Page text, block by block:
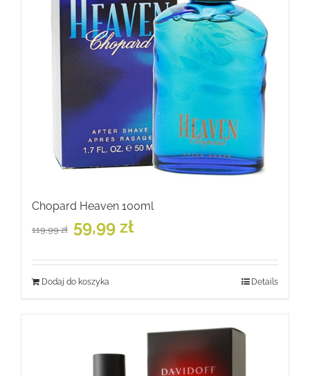
Chopard Heaven 100ml
119,99zł
Pierwotna
cena
119,99 zł.
59,99 złcena
59,99 zł.
Dodaj do koszyka Details